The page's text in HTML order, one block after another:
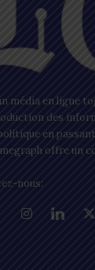
média en ligne
des
en
offre un
nous: